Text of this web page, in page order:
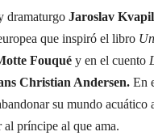
dramaturgo Jaroslav Kvapil
que inspiró el libro
Fouqué y en el cuento
Christian Andersen. En
su mundo acuático
al príncipe al que ama.